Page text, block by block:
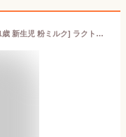
森永乳業 E赤ちゃん 小缶 300g [0ヶ月~1歳 新生児 粉ミルク] ラクトフェリン 3種類のオリゴ糖 送料無料